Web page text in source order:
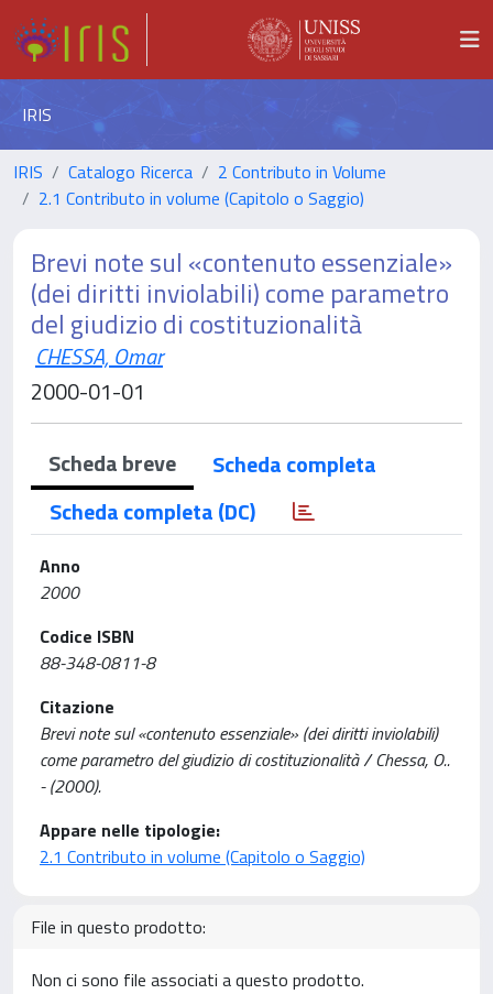
IRIS
IRIS Catalogo Ricerca
2 Contributo in Volume
2.1 Contributo in volume (Capitolo o Saggio)
Brevi note sul «contenuto essenziale»
(dei diritti inviolabili) come parametro
del giudizio di costituzionalità
CHESSA, Omar
2000-01-01
Scheda breve
Scheda completa
Scheda completa (DC)
Anno
2000
Codice ISBN
88-348-0811-8
Citazione
Brevi note sul «contenuto essenziale» (dei diritti inviolabili)
come parametro del giudizio di costituzionalità / Chessa, O..
- (2000).
Appare nelle tipologie:
2.1 Contributo in volume (Capitolo o Saggio)
File in questo prodotto:
Non ci sono file associati a questo prodotto.